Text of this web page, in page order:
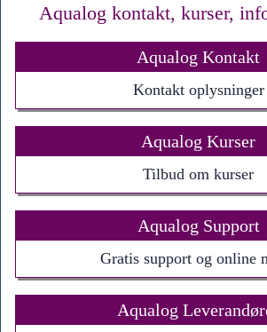
Aqualog kontakt, kurser,
Aqualog Kontakt
Kontakt oplysninger
Aqualog Kurser
Tilbud om kurser
Aqualog Support
Gratis support og online
Aqualog